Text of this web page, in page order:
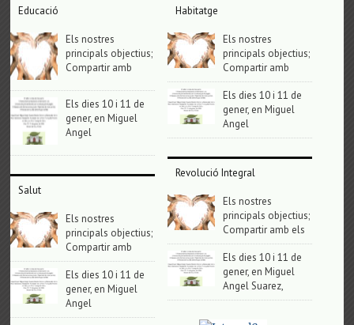
Educació
Els nostres
principals objectius;
Compartir amb
Els dies 10 i 11 de
gener, en Miguel
Angel
Salut
Els nostres
principals objectius;
Compartir amb
Els dies 10 i 11 de
gener, en Miguel
Angel
Habitatge
Els nostres
principals objectius;
Compartir amb
Els dies 10 i 11 de
gener, en Miguel
Angel
Revolució Integral
Els nostres
principals objectius;
Compartir amb els
Els dies 10 i 11 de
gener, en Miguel
Angel Suarez,